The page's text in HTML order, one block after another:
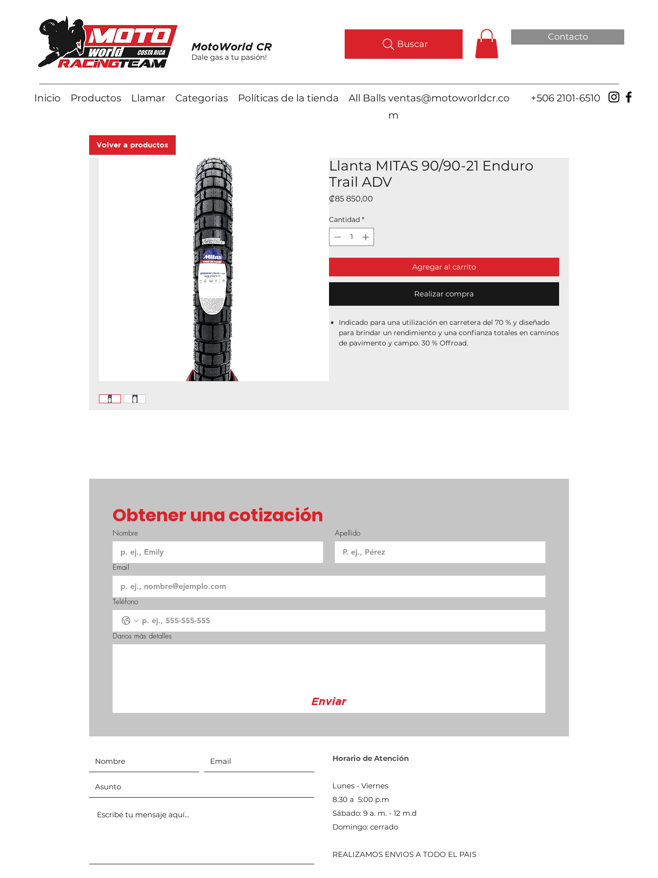
MotoWorld CR
Dale gas a tu pasión!
Buscar
Contacto
Inicio Productos Llamar Categorias Políticas de la tienda All Balls ventas@motoworldcr.co
m
+506 2101-6510
Volver a productos
Llanta MITAS 90/90-21 Enduro
Trail ADV
₡85 850,00
Cantidad *
Agregar al carrito
Realizar compra
Indicado para una utilización en carretera del 70 % y diseñado
para brindar un rendimiento y una confianza totales en caminos
de pavimento y campo. 30 % Offroad.
Obtener una cotización
Nombre Apellido
Email
Teléfono
Danos más detalles
Enviar
Horario de Atención
Lunes - Viernes
8:30 a 5:00 p.m
Sábado: 9 a. m. - 12 m.d
Domingo: cerrado
REALIZAMOS ENVIOS A TODO EL PAIS